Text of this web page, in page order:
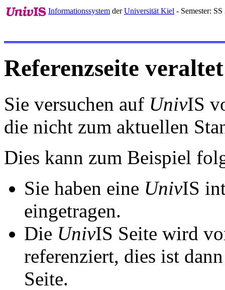
Informationssystem derUniversität Kiel - Semester: SS
Referenzseite veraltet
Sie versuchen auf UnivIS
die nicht zum aktuellen
Dies kann zum Beispiel
Sie haben eine UnivIS
eingetragen.
Die UnivIS Seite wird
referenziert, dies ist
Seite.